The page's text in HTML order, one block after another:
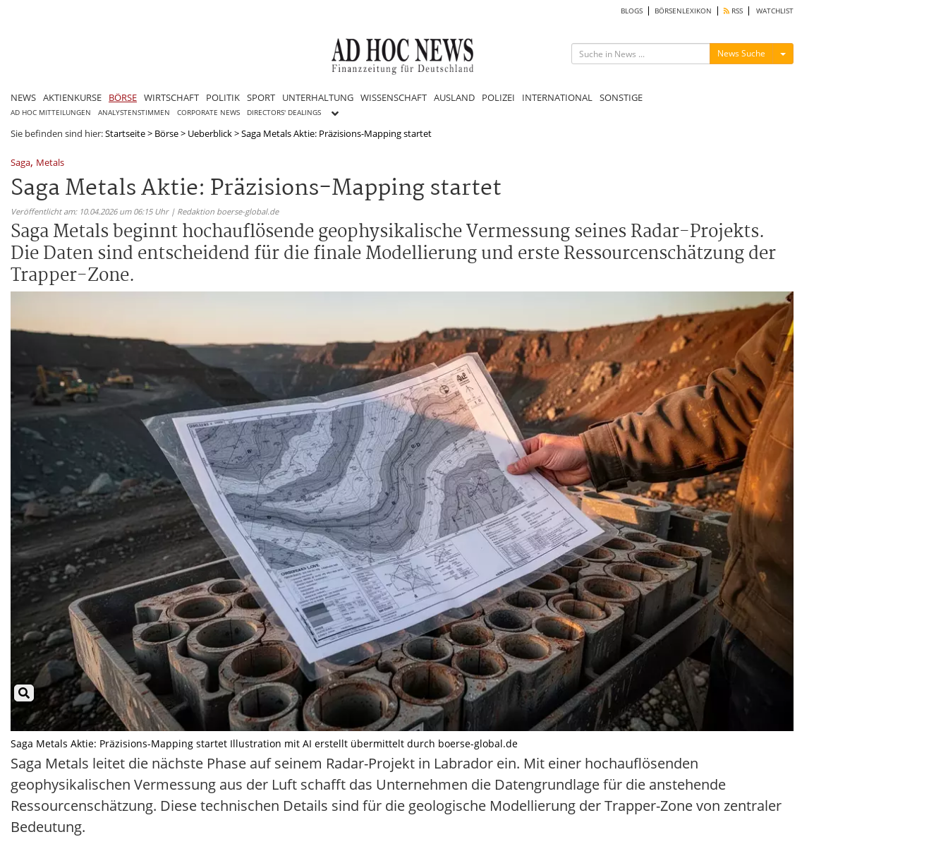
BLOGS BÖRSENLEXIKON RSS WATCHLIST
News Suche Menü ein-/ausblenden
NEWS AKTIENKURSE BÖRSE WIRTSCHAFT POLITIK SPORT UNTERHALTUNG WISSENSCHAFT AUSLAND POLIZEI INTERNATIONAL SONSTIGE
AD HOC MITTEILUNGEN ANALYSTENSTIMMEN CORPORATE NEWS DIRECTORS' DEALINGS
Sie befinden sind hier:Startseite> Börse> Ueberblick>Saga Metals Aktie: Präzisions-Mapping startet
Saga, Metals
Saga Metals Aktie: Präzisions-Mapping startet
Veröffentlicht am: 10.04.2026 um 06:15 Uhr | Redaktion boerse-global.de
Saga Metals beginnt hochauflösende geophysikalische Vermessung seines Radar-Projekts.
Die Daten sind entscheidend für die finale Modellierung und erste Ressourcenschätzung der
Trapper-Zone.
Saga Metals Aktie: Präzisions-Mapping startet Illustration mit AI erstellt übermittelt durch boerse-global.de
Saga Metals leitet die nächste Phase auf seinem Radar-Projekt in Labrador ein. Mit einer hochauflösenden
geophysikalischen Vermessung aus der Luft schafft das Unternehmen die Datengrundlage für die anstehende
Ressourcenschätzung. Diese technischen Details sind für die geologische Modellierung der Trapper-Zone von zentraler
Bedeutung.